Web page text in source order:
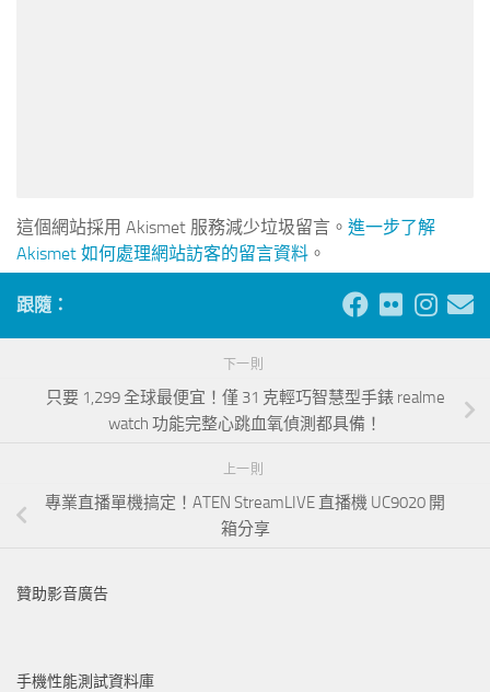
這個網站採用 Akismet 服務減少垃圾留言。 進一步了解
Akismet 如何處理網站訪客的留言資料 。
跟隨：
下一則
只要 1,299 全球最便宜！僅 31 克輕巧智慧型手錶 realme
watch 功能完整心跳血氧偵測都具備！
上一則
專業直播單機搞定！ATEN StreamLIVE 直播機 UC9020 開
箱分享
贊助影音廣告
手機性能測試資料庫